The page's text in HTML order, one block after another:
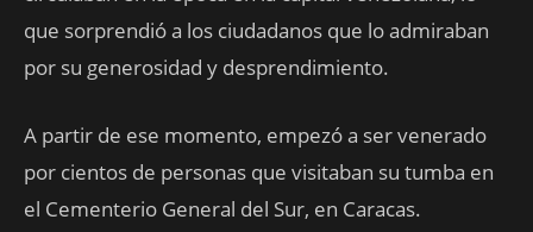
que sorprendió a los ciudadanos que lo admiraban
por su generosidad y desprendimiento.
A partir de ese momento, empezó a ser venerado
por cientos de personas que visitaban su tumba en
el Cementerio General del Sur, en Caracas.